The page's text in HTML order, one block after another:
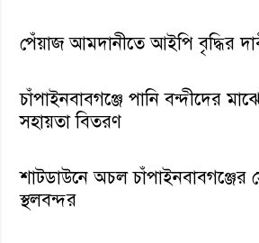
পেঁয়াজ আমদানীতে আইপি বৃদ্ধির
চাঁপাইনবাবগঞ্জে পানি বন্দীদের
সহায়তা বিতরণ
শাটডাউনে অচল চাঁপাইনবাবগঞ্জের
স্থলবন্দর